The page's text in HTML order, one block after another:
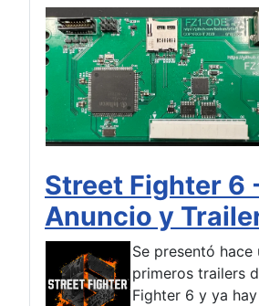
Street Fighter 6
Anuncio y
Se presentó hace
primeros trailers
Fighter 6 y ya